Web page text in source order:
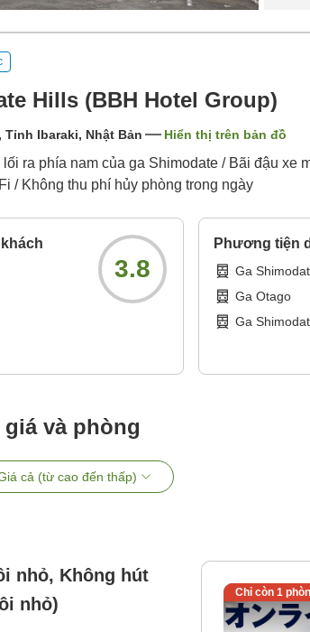
Hills (BBH Hotel Group)
Ibaraki, Nhật Bản Hiển thị trên bản đồ
ra phía nam của ga Shimodate / Bãi đậu
/ Không thu phí hủy phòng trong ngày
3.8
Phương tiện
Ga
Ga Otago
Ga
và phòng
cả (từ cao đến thấp)
nhỏ, Không hút
nhỏ)
Chỉ còn 1